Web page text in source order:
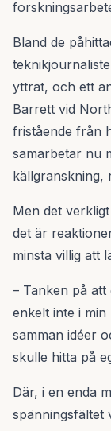
Bland de
yttrat, och ett
Barrett vid
fristående från
samarbetar nu
källgranskning,
Men det
det är
minsta villig att
– Tanken på
enkelt inte i
samman idéer
skulle hitta på
Där, i en enda
spänningsfältet